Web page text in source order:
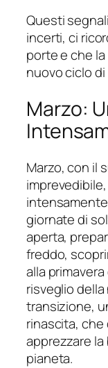
Questi
incerti, ci
porte e che
nuovo ciclo di
Marzo:
Marzo, con il
giornate di
aperta,
freddo,
alla
risveglio
transizione,
rinascita, che
apprezzare
pianeta.